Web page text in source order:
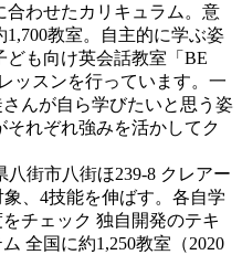
わせたカリキュラム。意
1,700教室。自主的に学ぶ姿
も向け英会話教室「BE
ッスンを行っています。一
んが自ら学びたいと思う姿
れぞれ強みを活かしてク
八街市八街ほ239-8 クレアー
、4技能を伸ばす。各自学
チェック 独自開発のテキ
全国に約1,250教室（2020